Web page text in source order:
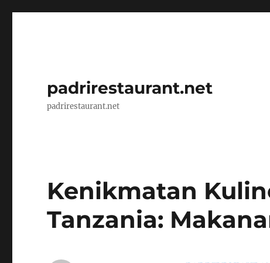
padrirestaurant.net
padrirestaurant.net
Kenikmatan
Tanzania: